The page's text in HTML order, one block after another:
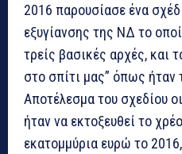
2016 παρουσίασε ένα
εξυγίανσης της ΝΔ το
τρείς βασικές αρχές, και
στο σπίτι μας” όπως ήταν
Αποτέλεσμα του σχεδίου
ήταν να εκτοξευθεί το
εκατομμύρια ευρώ το